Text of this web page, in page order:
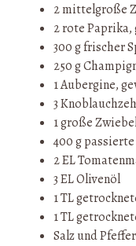
2 mittelgroße
2 rote
300 g frischer
250 g
1 Aubergine,
3
1 große
400 g
2 EL
3 EL Olivenöl
1 TL
1 TL
Salz und